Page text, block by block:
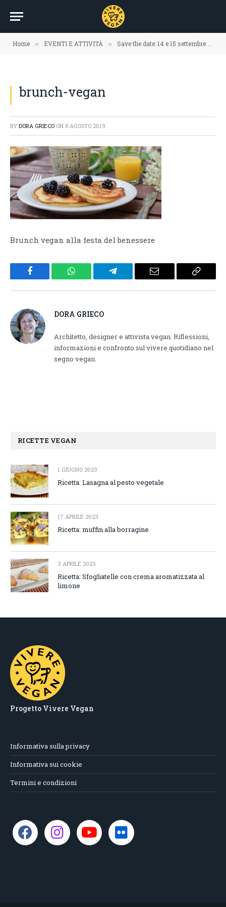
Home » EVENTI E ATTIVITÀ » Save the date: 14 e 15 settembre – La Festa del Benessere di Firenze
brunch-vegan
BY DORA GRIECO ON 8 AGOSTO 2019
Brunch vegan alla festa del benessere
Facebook WhatsApp Telegram Email
Copy
DORA GRIECO
Architetto, designer e attivista vegan. Riflessioni,
informazioni e confronto sul vivere quotidiano nel
segno vegan.
RICETTE VEGAN
1 GIUGNO 2023
Ricetta: Lasagna al pesto vegetale
17 APRILE 2023
Ricetta: muffin alla borragine
3 APRILE 2023
Ricetta: Sfogliatelle con crema aromatizzata al
limone
Progetto Vivere Vegan
Informativa sulla privacy
Informativa sui cookie
Termini e condizioni